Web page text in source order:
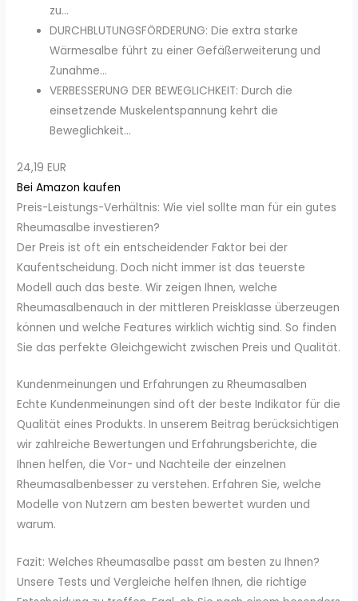
zu...
DURCHBLUTUNGSFÖRDERUNG: Die extra starke
Wärmesalbe führt zu einer Gefäßerweiterung und
Zunahme...
VERBESSERUNG DER BEWEGLICHKEIT: Durch die
einsetzende Muskelentspannung kehrt die
Beweglichkeit...
24,19 EUR
Bei Amazon kaufen
Preis-Leistungs-Verhältnis: Wie viel sollte man für ein gutes
Rheumasalbe investieren?
Der Preis ist oft ein entscheidender Faktor bei der
Kaufentscheidung. Doch nicht immer ist das teuerste
Modell auch das beste. Wir zeigen Ihnen, welche
Rheumasalbenauch in der mittleren Preisklasse überzeugen
können und welche Features wirklich wichtig sind. So finden
Sie das perfekte Gleichgewicht zwischen Preis und Qualität.
Kundenmeinungen und Erfahrungen zu Rheumasalben
Echte Kundenmeinungen sind oft der beste Indikator für die
Qualität eines Produkts. In unserem Beitrag berücksichtigen
wir zahlreiche Bewertungen und Erfahrungsberichte, die
Ihnen helfen, die Vor- und Nachteile der einzelnen
Rheumasalbenbesser zu verstehen. Erfahren Sie, welche
Modelle von Nutzern am besten bewertet wurden und
warum.
Fazit: Welches Rheumasalbe passt am besten zu Ihnen?
Unsere Tests und Vergleiche helfen Ihnen, die richtige